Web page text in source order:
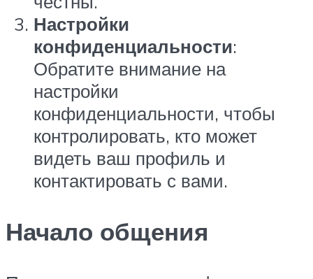
Настройки
конфиденциальности:
Обратите внимание на
настройки
конфиденциальности, чтобы
контролировать, кто может
видеть ваш профиль и
контактировать с вами.
Начало общения